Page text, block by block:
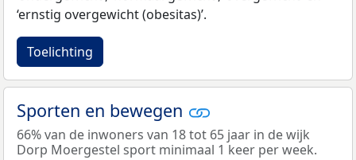
‘ernstig overgewicht (obesitas)’.
Toelichting
Sporten en bewegen
66% van de inwoners van 18 tot 65 jaar in de wijk
Dorp Moergestel sport minimaal 1 keer per week.